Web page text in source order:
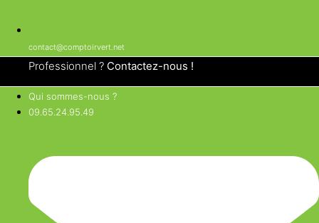
contact@comptoirvert.net
Professionnel ? Contactez-nous !
Qui sommes-nous ?
09.65.24.95.49